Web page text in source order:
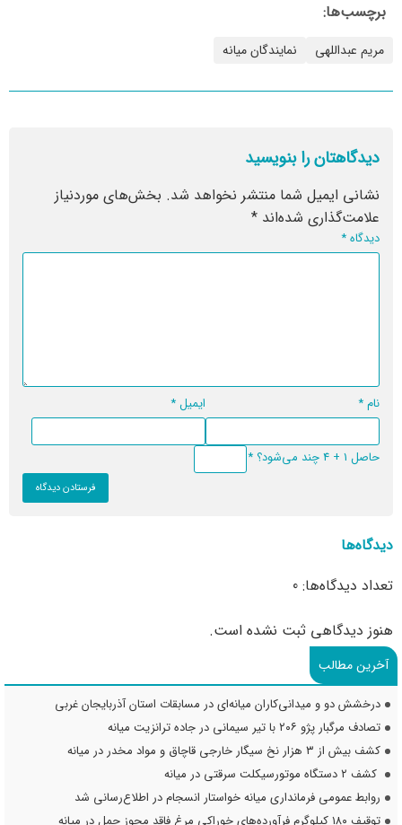
برچسب‌ها:
مریم عبداللهی نمایندگان میانه
دیدگاهتان را بنویسید
نشانی ایمیل شما منتشر نخواهد شد. بخش‌های موردنیاز
علامت‌گذاری شده‌اند *
دیدگاه*
نام* ایمیل*
حاصل 1 + 4 چند می‌شود؟ *
دیدگاه‌ها
تعداد دیدگاه‌ها: 0
هنوز دیدگاهی ثبت نشده است.
آخرین مطالب
درخشش دو و میدانی‌کاران میانه‌ای در مسابقات استان آذربایجان غربی
تصادف مرگبار پژو ۲۰۶ با تیر سیمانی در جاده ترانزیت میانه
کشف بیش از ۳ هزار نخ سیگار خارجی قاچاق و مواد مخدر در میانه
کشف ۲ دستگاه موتورسیکلت سرقتی در میانه
روابط عمومی فرمانداری میانه خواستار انسجام در اطلاع‌رسانی شد